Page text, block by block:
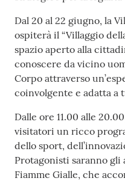
Dal 20 al 22 giugno, la
ospiterà il “Villaggio
spazio aperto alla
conoscere da vicino
Corpo attraverso
coinvolgente e adatta a
Dalle ore 11.00 alle
visitatori un ricco
dello sport,
Protagonisti saranno
Fiamme Gialle, che